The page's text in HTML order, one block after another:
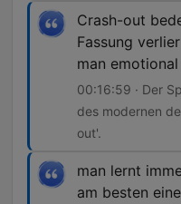
Crash-out
Fassung
man
00:16:59 · Der
des modernen
out'.
man lernt
am besten